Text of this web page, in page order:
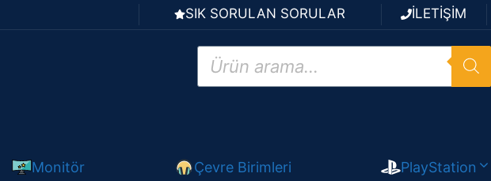
SIK SORULAN SORULAR İLETİŞİM
Products
search
Monitör Çevre Birimleri PlayStation